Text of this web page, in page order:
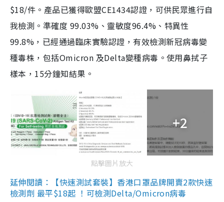
$18/件。產品已獲得歐盟CE1434認證，可供民眾進行自
我檢測。準確度 99.03%、靈敏度96.4%、特異性
99.8%，已經通過臨床實驗認證，有效檢測新冠病毒變
種毒株，包括Omicron 及Delta變種病毒。使用鼻拭子
樣本，15分鐘知結果。
+2
點擊圖片放大
延伸閱讀：【快速測試套裝】香港口罩品牌開賣2款快速
檢測劑 最平$18起 ！可檢測Delta/Omicron病毒